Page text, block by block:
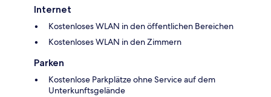
Internet
Kostenloses WLAN in den öffentlichen Bereichen
Kostenloses WLAN in den Zimmern
Parken
Kostenlose Parkplätze ohne Service auf dem
Unterkunftsgelände